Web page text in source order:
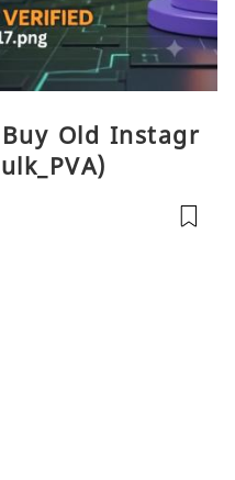
Old Instagr